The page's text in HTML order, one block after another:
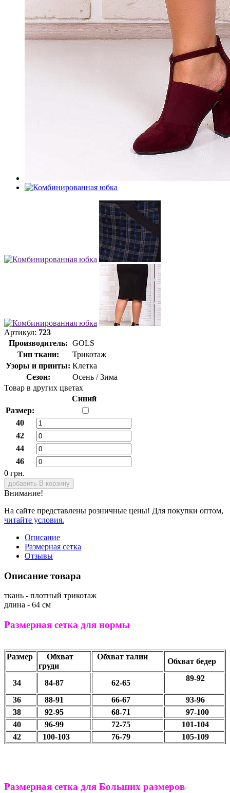
Артикул: 723
Производитель: GOLS
Тип ткани:
Трикотаж
Узоры и принты: Клетка
Сезон:
Осень / Зима
Товар в других цветах
Синий
Размер:
40
42
44
46
0 грн.
добавить В корзину
Внимание!
На сайте представлены розничные цены! Для покупки оптом,
читайте условия.
Описание
Размерная сетка
Отзывы
Описание товара
ткань - плотный трикотаж
длина - 64 см
Размерная сетка для нормы
Размер
Обхват
груди
Обхват талии
Обхват бедер
34 84-87 62-65
89-92
36 88-91 66-67
93-96
38
92-95 68-71
97-100
40
96-99 72-75
101-104
42
100-103 76-79 105-109
Размерная сетка для Больших размеров